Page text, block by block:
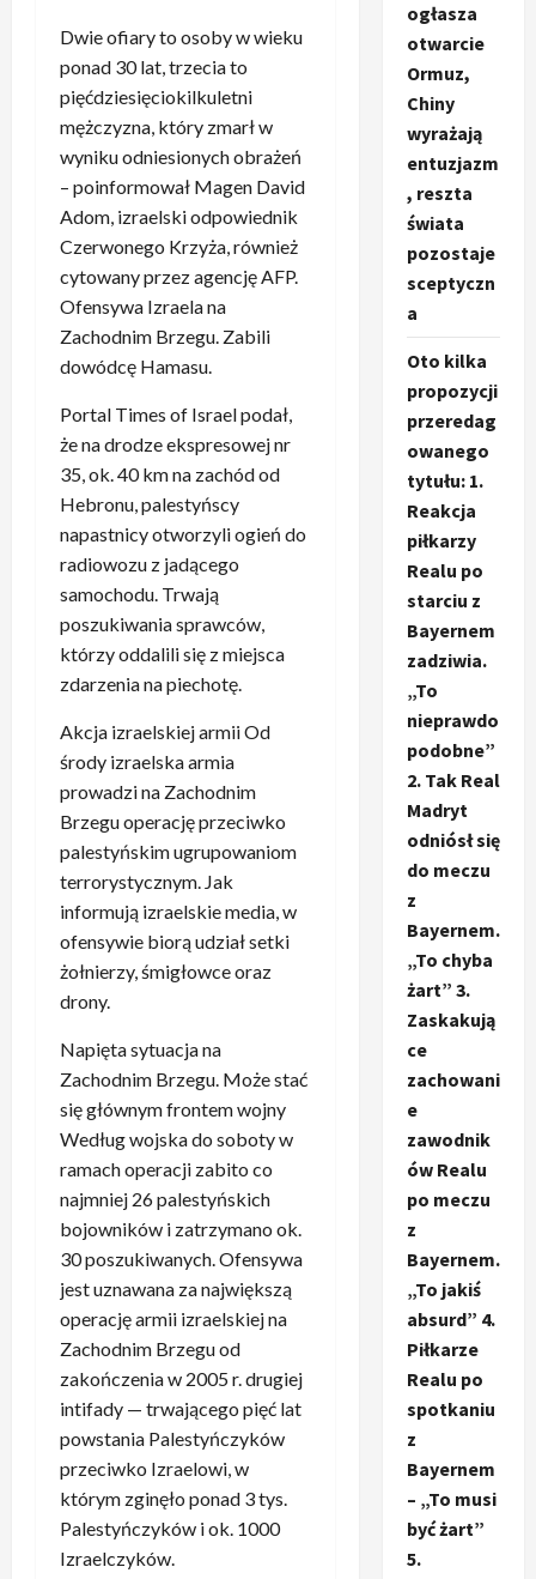
Dwie ofiary to osoby w wieku
ponad 30 lat, trzecia to
pięćdziesięciokilkuletni
mężczyzna, który zmarł w
wyniku odniesionych obrażeń
– poinformował Magen David
Adom, izraelski odpowiednik
Czerwonego Krzyża, również
cytowany przez agencję AFP.
Ofensywa Izraela na
Zachodnim Brzegu. Zabili
dowódcę Hamasu.
Portal Times of Israel podał,
że na drodze ekspresowej nr
35, ok. 40 km na zachód od
Hebronu, palestyńscy
napastnicy otworzyli ogień do
radiowozu z jadącego
samochodu. Trwają
poszukiwania sprawców,
którzy oddalili się z miejsca
zdarzenia na piechotę.
Akcja izraelskiej armii Od
środy izraelska armia
prowadzi na Zachodnim
Brzegu operację przeciwko
palestyńskim ugrupowaniom
terrorystycznym. Jak
informują izraelskie media, w
ofensywie biorą udział setki
żołnierzy, śmigłowce oraz
drony.
Napięta sytuacja na
Zachodnim Brzegu. Może stać
się głównym frontem wojny
Według wojska do soboty w
ramach operacji zabito co
najmniej 26 palestyńskich
bojowników i zatrzymano ok.
30 poszukiwanych. Ofensywa
jest uznawana za największą
operację armii izraelskiej na
Zachodnim Brzegu od
zakończenia w 2005 r. drugiej
intifady — trwającego pięć lat
powstania Palestyńczyków
przeciwko Izraelowi, w
którym zginęło ponad 3 tys.
Palestyńczyków i ok. 1000
Izraelczyków.
ogłasza
otwarcie
Ormuz,
Chiny
wyrażają
entuzjazm
, reszta
świata
pozostaje
sceptyczn
a
Oto kilka
propozycji
przeredag
owanego
tytułu: 1.
Reakcja
piłkarzy
Realu po
starciu z
Bayernem
zadziwia.
„To
nieprawdo
podobne”
2. Tak Real
Madryt
odniósł się
do meczu
z
Bayernem.
„To chyba
żart” 3.
Zaskakują
ce
zachowani
e
zawodnik
ów Realu
po meczu
z
Bayernem.
„To jakiś
absurd” 4.
Piłkarze
Realu po
spotkaniu
z
Bayernem
– „To musi
być żart”
5.